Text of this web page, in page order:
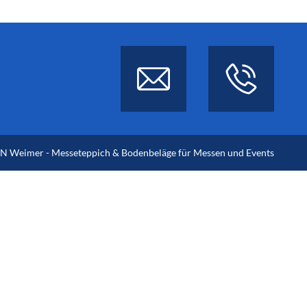
Weimer - Messeteppich & Bodenbeläge für Messen und Events